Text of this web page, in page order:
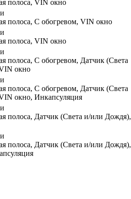
полоса, VIN окно
полоса, С обогревом, VIN окно
полоса, VIN окно
полоса, С обогревом, Датчик (Света
окно
полоса, С обогревом, Датчик (Света
окно, Инкапсуляция
полоса, Датчик (Света и/или Дождя),
полоса, Датчик (Света и/или Дождя),